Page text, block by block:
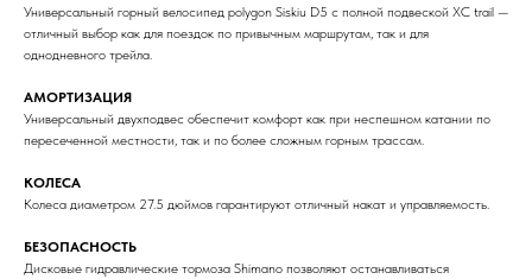
Универсальный горный велосипед polygon Siskiu D5 с полной подвеской XC trail —
отличный выбор как для поездок по привычным маршрутам, так и для
однодневного трейла.
АМОРТИЗАЦИЯ
Универсальный двухподвес обеспечит комфорт как при неспешном катании по
пересеченной местности, так и по более сложным горным трассам.
КОЛЕСА
Колеса диаметром 27.5 дюймов гарантируют отличный накат и управляемость.
БЕЗОПАСНОСТЬ
Дисковые гидравлические тормоза Shimano позволяют останавливаться